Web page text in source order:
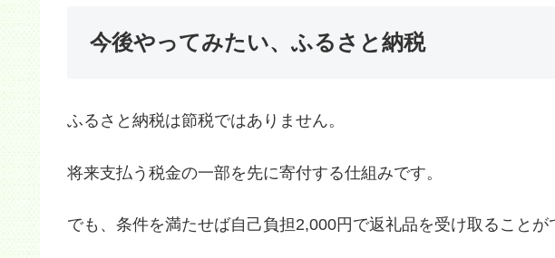
今後やってみたい、ふるさと納税
ふるさと納税は節税ではありません。
将来支払う税金の一部を先に寄付する仕組みです。
でも、条件を満たせば自己負担2,000円で返礼品を受け取ることが